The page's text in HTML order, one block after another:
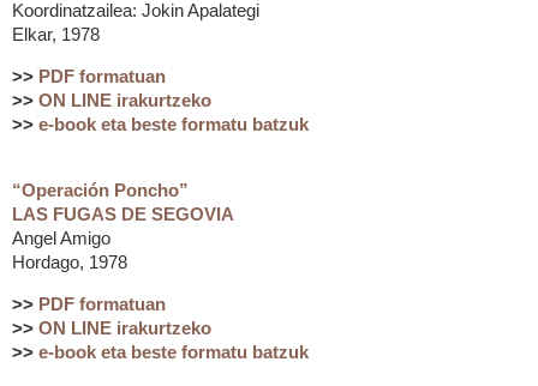
Koordinatzailea: Jokin Apalategi
Elkar, 1978
>> PDF formatuan
>> ON LINE irakurtzeko
>> e-book eta beste formatu batzuk
“Operación Poncho”
LAS FUGAS DE SEGOVIA
Angel Amigo
Hordago, 1978
>> PDF formatuan
>> ON LINE irakurtzeko
>> e-book eta beste formatu batzuk